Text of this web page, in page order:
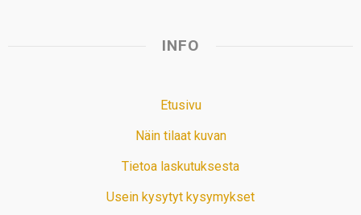
INFO
Etusivu
Näin tilaat kuvan
Tietoa laskutuksesta
Usein kysytyt kysymykset